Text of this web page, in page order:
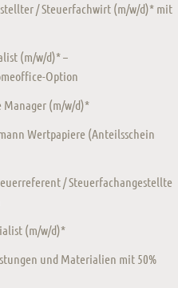
/ Steuerfachwirt (m/w/d)* mit
(m/w/d)* –
Option
(m/w/d)*
Wertpapiere (Anteilsschein
/ Steuerfachangestellte
(m/w/d)*
und Materialien mit 50%